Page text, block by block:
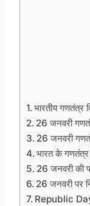
भारतीय गणतंत्र
26 जनवरी
26 जनवरी
भारत के गणतंत्र
26 जनवरी की
26 जनवरी पर
Republic